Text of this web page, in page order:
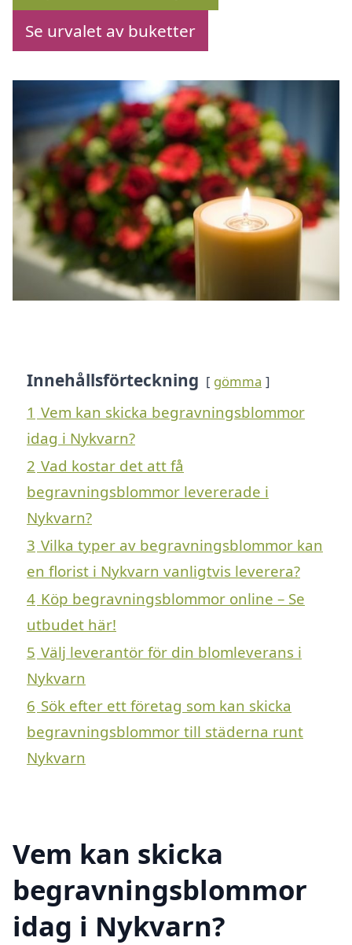
Se urvalet av buketter
Innehållsförteckning gömma
1 Vem kan skicka begravningsblommor
idag i Nykvarn?
2 Vad kostar det att få
begravningsblommor levererade i
Nykvarn?
3 Vilka typer av begravningsblommor kan
en florist i Nykvarn vanligtvis leverera?
4 Köp begravningsblommor online – Se
utbudet här!
5 Välj leverantör för din blomleverans i
Nykvarn
6 Sök efter ett företag som kan skicka
begravningsblommor till städerna runt
Nykvarn
Vem kan skicka
begravningsblommor
idag i Nykvarn?